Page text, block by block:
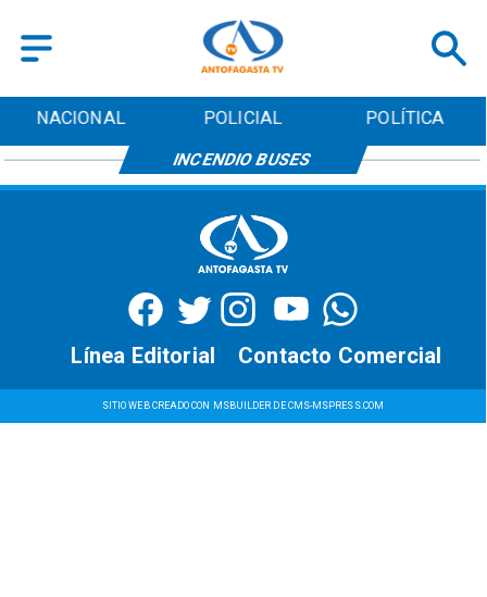
NACIONAL POLICIAL POLÍTICA
INCENDIO BUSES
SITIO WEB CREADO CON MSBUILDER DE CMS-MSPRESS.COM
Contacto Comercial
Línea Editorial